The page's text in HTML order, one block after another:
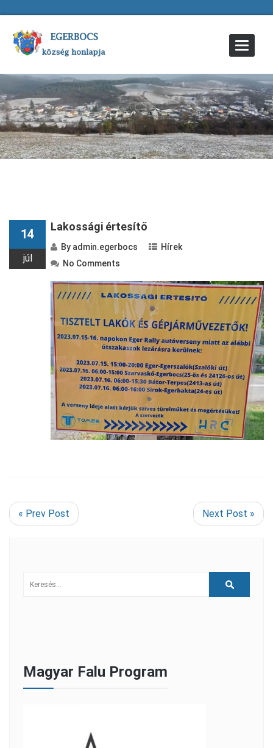
Toggle
14
júl
Lakossági értesítő
By admin.egerbocs
Hírek
No Comments
« Prev Post Next Post »
Magyar Falu Program